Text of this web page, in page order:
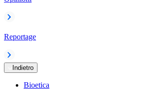
Reportage
Indietro
Bioetica